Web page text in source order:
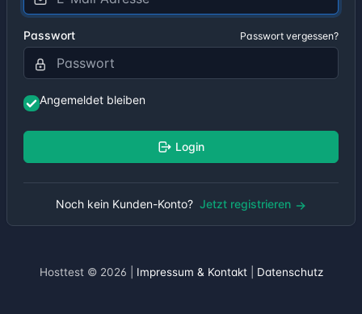
Passwort Passwort vergessen?
Angemeldet bleiben
Login
Noch kein Kunden-Konto? Jetzt registrieren
Hosttest © 2026 | Impressum & Kontakt| Datenschutz